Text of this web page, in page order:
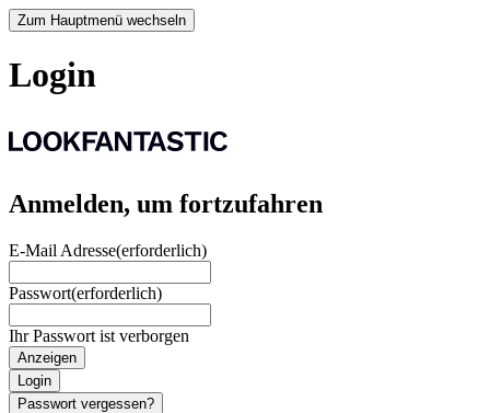
Zum Hauptmenü wechseln
Login
Anmelden, um fortzufahren
E-Mail Adresse(erforderlich)
Passwort(erforderlich)
Ihr Passwort ist verborgen
Anzeigen
Login
Passwort vergessen?